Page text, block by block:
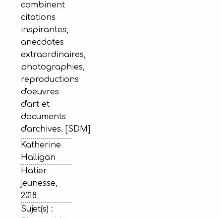
combinent
citations
inspirantes,
anecdotes
extraordinaires,
photographies,
reproductions
d'oeuvres
d'art et
documents
d'archives. [SDM]
Katherine
Halligan
Hatier
jeunesse,
2018
Sujet(s) :